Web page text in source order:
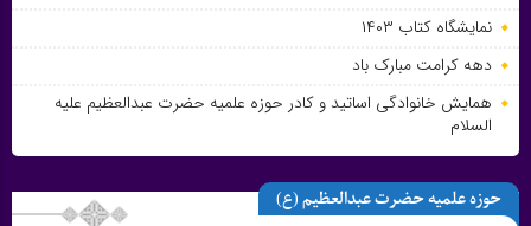
نمایشگاه کتاب ۱۴۰۳
دهه کرامت مبارک باد
همایش خانوادگی اساتید و کادر حوزه علمیه حضرت عبدالعظیم علیه
السلام
حوزه علمیه حضرت عبدالعظیم (ع)